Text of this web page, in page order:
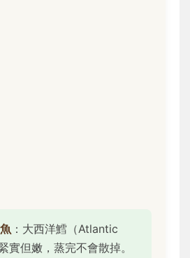
：大西洋鱈（Atlantic
實但嫩，蒸完不會散掉。